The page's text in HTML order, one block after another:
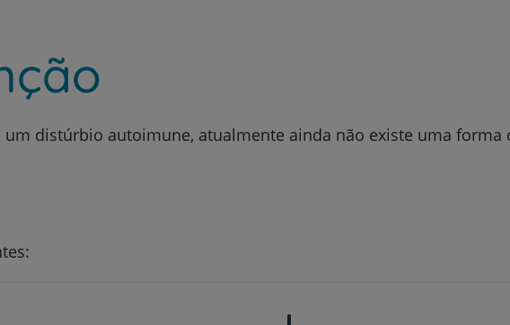
Grandes Áreas da
um distúrbio autoimune, atualmente ainda não existe uma forma